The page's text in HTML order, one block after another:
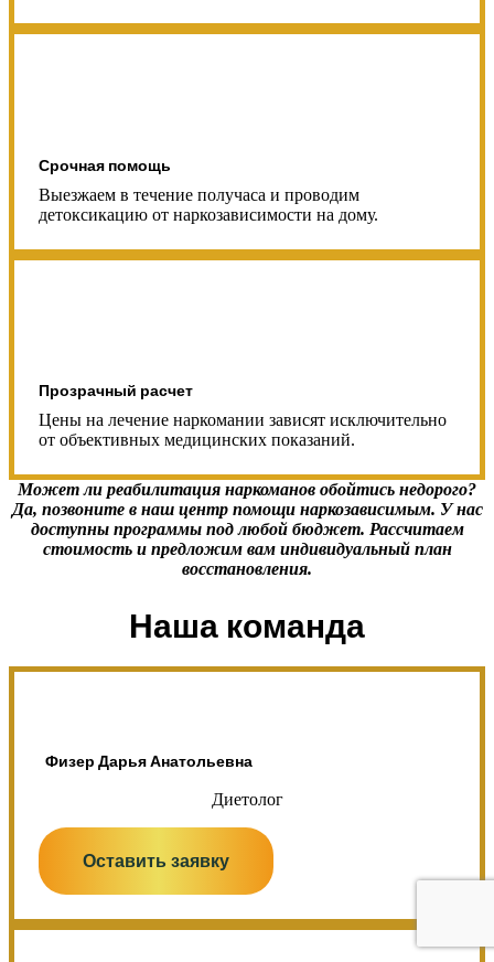
Срочная помощь
Выезжаем в течение получаса и проводим
детоксикацию от наркозависимости на дому.
Прозрачный расчет
Цены на лечение наркомании зависят исключительно
от объективных медицинских показаний.
Может ли реабилитация наркоманов обойтись недорого?
Да, позвоните в наш центр помощи наркозависимым. У нас
доступны программы под любой бюджет. Рассчитаем
стоимость и предложим вам индивидуальный план
восстановления.
Наша команда
Физер Дарья Анатольевна
Диетолог
Оставить заявку